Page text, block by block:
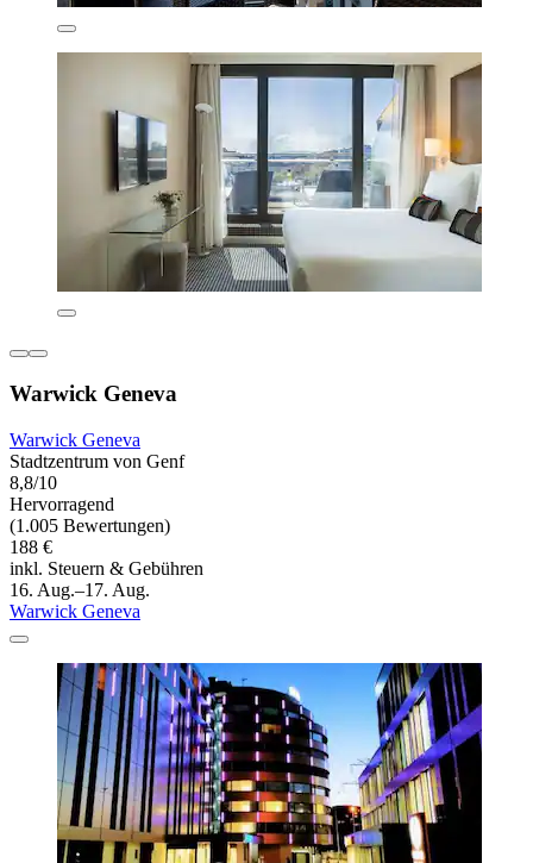
Warwick Geneva
Warwick Geneva
Stadtzentrum von Genf
8,8/10
Hervorragend
(1.005 Bewertungen)
188 €
inkl. Steuern & Gebühren
16. Aug.–17. Aug.
Warwick Geneva